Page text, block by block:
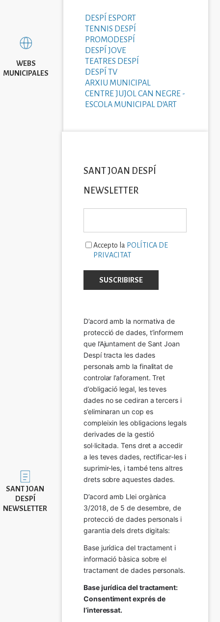
WEBS
MUNICIPALES
DESPÍ ESPORT
TENNIS DESPÍ
PROMODESPÍ
DESPÍ JOVE
TEATRES DESPÍ
DESPÍ TV
ARXIU MUNICIPAL
CENTRE JUJOL CAN NEGRE -
ESCOLA MUNICIPAL D'ART
Imatge
SANT JOAN
DESPÍ
NEWSLETTER
SANT JOAN DESPÍ
NEWSLETTER
Accepto la POLÍTICA DE
PRIVACITAT
D’acord amb la normativa de
protecció de dades, t’informem
que l’Ajuntament de Sant Joan
Despí tracta les dades
personals amb la finalitat de
controlar l’aforament. Tret
d’obligació legal, les teves
dades no se cediran a tercers i
s’eliminaran un cop es
compleixin les obligacions legals
derivades de la gestió
sol·licitada. Tens dret a accedir
a les teves dades, rectificar-les i
suprimir-les, i també tens altres
drets sobre aquestes dades.
D’acord amb Llei orgànica
3/2018, de 5 de desembre, de
protecció de dades personals i
garantia dels drets digitals:
Base jurídica del tractament i
informació bàsica sobre el
tractament de dades personals.
Base jurídica del tractament:
Consentiment exprés de
l’interessat.